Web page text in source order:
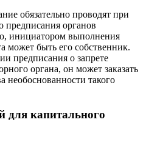
обязательно проводят при
предписания органов
инициатором выполнения
может быть его собственник.
предписания о запрете
органа, он может заказать
необоснованности такого
для капитального